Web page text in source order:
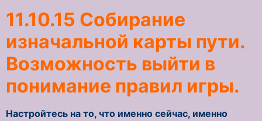
11.10.15 Собирание
изначальной карты пути.
Возможность выйти в
понимание правил игры.
Настройтесь на то, что именно сейчас, именно